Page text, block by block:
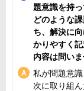
題意識を持
どのような
ち、解決に
かりやすく
内容は問い
私が問題意
次に取り組